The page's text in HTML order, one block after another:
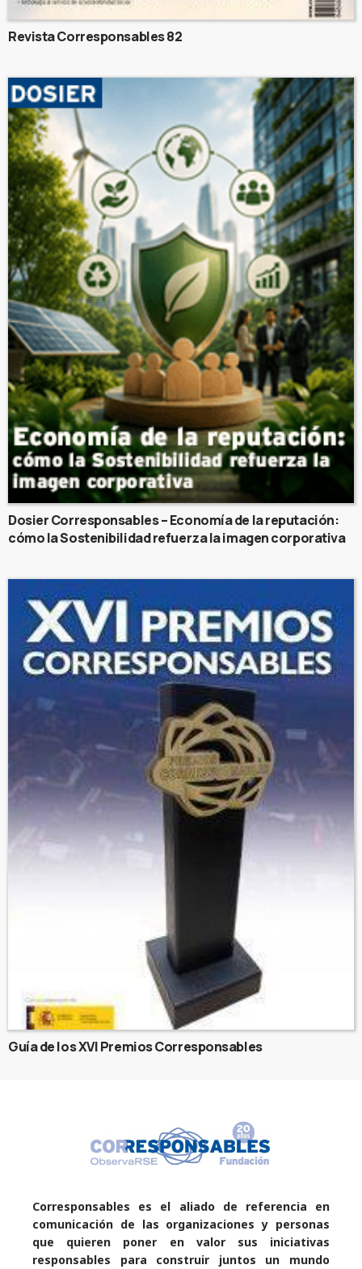
Revista Corresponsables 82
Dosier Corresponsables – Economía de la reputación:
cómo la Sostenibilidad refuerza la imagen corporativa
Guía de los XVI Premios Corresponsables
Corresponsables es el aliado de referencia en
comunicación de las organizaciones y personas
que quieren poner en valor sus iniciativas
responsables para construir juntos un mundo